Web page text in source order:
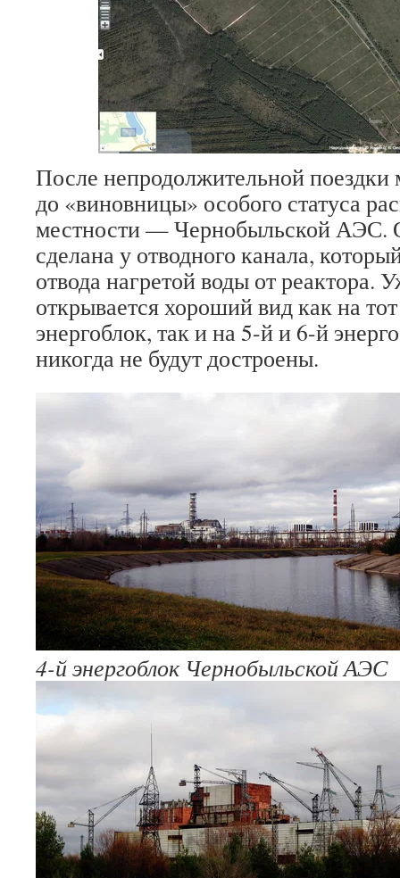
После непродолжительной поездки
до «виновницы» особого статуса
местности — Чернобыльской АЭС.
сделана у отводного канала,
отвода нагретой воды от реактора.
открывается хороший вид как на
энергоблок, так и на 5-й и 6-й
никогда не будут достроены.
4-й энергоблок Чернобыльской АЭС